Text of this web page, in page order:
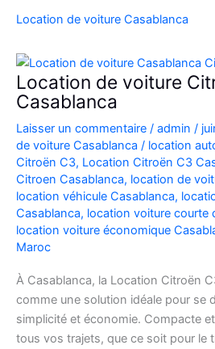
208
Diesel
à
Casablanca
Louer
Facilement
Location de voiture Casablanca
Location de voiture
Casablanca
Laisser un commentaire / admin /
de voiture Casablanca / location
Citroën C3, Location Citroën C3
Citroen Casablanca, location de
location véhicule Casablanca,
Casablanca, location voiture courte
location voiture économique
Maroc
À Casablanca, la Location Citroën
comme une solution idéale pour se
simplicité et économie. Compacte
tous vos trajets, que ce soit pour le